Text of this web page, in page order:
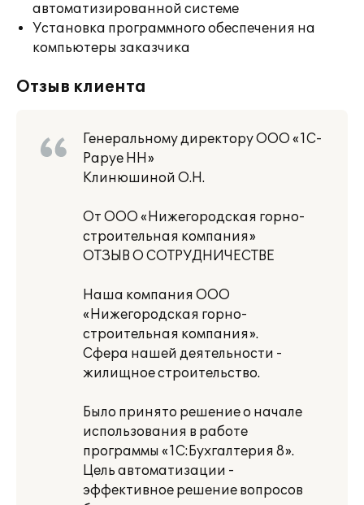
автоматизированной системе
Установка программного обеспечения на
компьютеры заказчика
Отзыв клиента
Генеральному директору ООО «1С-
Раруе НН»
Клинюшиной О.Н.
От ООО «Нижегородская горно-
строительная компания»
ОТЗЫВ О СОТРУДНИЧЕСТВЕ
Наша компания ООО
«Нижегородская горно-
строительная компания».
Сфера нашей деятельности -
жилищное строительство.
Было принято решение о начале
использования в работе
программы «1С:Бухгалтерия 8».
Цель автоматизации -
эффективное решение вопросов